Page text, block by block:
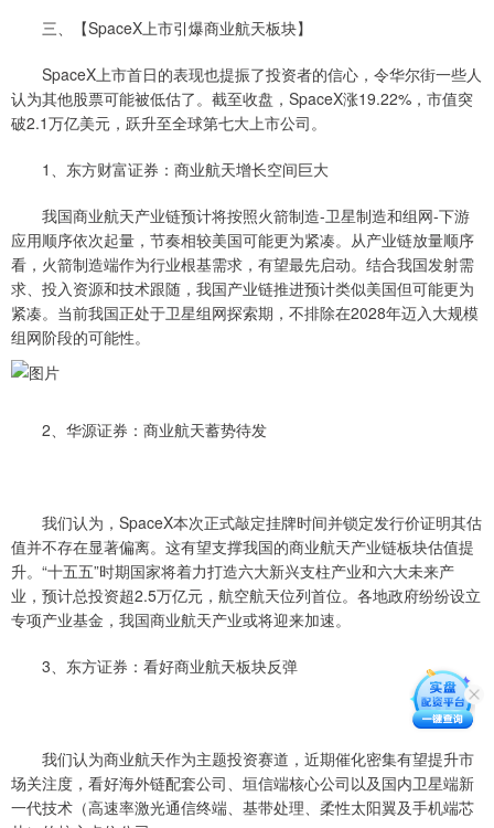
三、【SpaceX上市引爆商业航天板块】
SpaceX上市首日的表现也提振了投资者的信心，令华尔街一些人
认为其他股票可能被低估了。截至收盘，SpaceX涨19.22%，市值突
破2.1万亿美元，跃升至全球第七大上市公司。
1、东方财富证券：商业航天增长空间巨大
我国商业航天产业链预计将按照火箭制造-卫星制造和组网-下游
应用顺序依次起量，节奏相较美国可能更为紧凑。从产业链放量顺序
看，火箭制造端作为行业根基需求，有望最先启动。结合我国发射需
求、投入资源和技术跟随，我国产业链推进预计类似美国但可能更为
紧凑。当前我国正处于卫星组网探索期，不排除在2028年迈入大规模
组网阶段的可能性。
2、华源证券：商业航天蓄势待发
我们认为，SpaceX本次正式敲定挂牌时间并锁定发行价证明其估
值并不存在显著偏离。这有望支撑我国的商业航天产业链板块估值提
升。“十五五”时期国家将着力打造六大新兴支柱产业和六大未来产
业，预计总投资超2.5万亿元，航空航天位列首位。各地政府纷纷设立
专项产业基金，我国商业航天产业或将迎来加速。
3、东方证券：看好商业航天板块反弹
我们认为商业航天作为主题投资赛道，近期催化密集有望提升市
场关注度，看好海外链配套公司、垣信端核心公司以及国内卫星端新
一代技术（高速率激光通信终端、基带处理、柔性太阳翼及手机端芯